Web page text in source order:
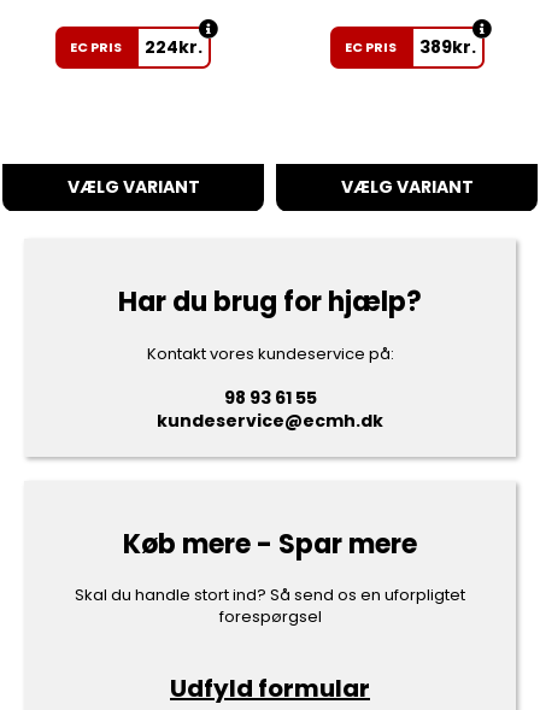
EC PRIS 224kr.
VÆLG VARIANT
EC PRIS 389kr.
VÆLG VARIANT
Har du brug for hjælp?
Kontakt vores kundeservice på:
98 93 61 55
kundeservice@ecmh.dk
Køb mere - Spar mere
Skal du handle stort ind? Så send os en uforpligtet
forespørgsel
Udfyld formular